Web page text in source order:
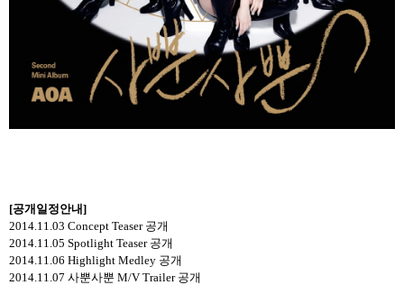
[공개일정안내]
2014.11.03 Concept Teaser 공개
2014.11.05 Spotlight Teaser 공개
2014.11.06 Highlight Medley 공개
2014.11.07 사뿐사뿐 M/V Trailer 공개